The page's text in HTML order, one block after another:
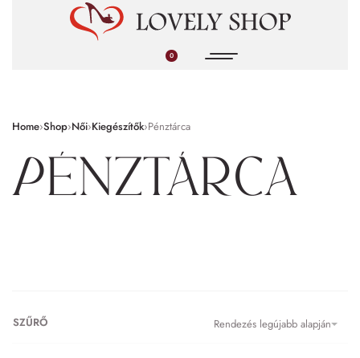
0
Home›Shop›Női›Kiegészítők›Pénztárca
Pénztárca
Rendezés legújabb alapján
SZŰRŐ